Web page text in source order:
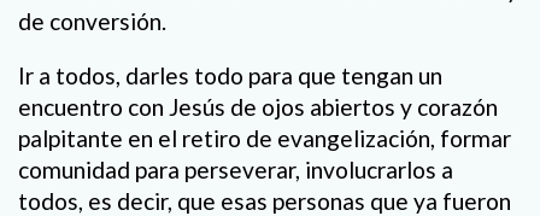
de conversión.
Ir a todos, darles todo para que tengan un
encuentro con Jesús de ojos abiertos y corazón
palpitante en el retiro de evangelización, formar
comunidad para perseverar, involucrarlos a
todos, es decir, que esas personas que ya fueron